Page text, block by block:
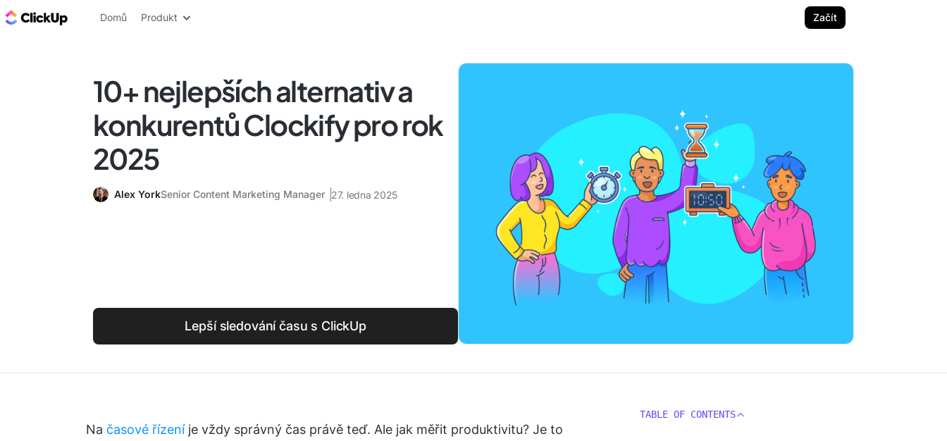
ClickUp blog
Domů Produkt Začít
10+ nejlepších alternativ a
konkurentů Clockify pro rok
2025
Alex YorkSenior Content Marketing Manager 27. ledna 2025
Lepší sledování času s ClickUp
Na časové řízeníje vždy správný čas právě teď. Ale jak měřit produktivitu? Je to
TABLE OF CONTENTS